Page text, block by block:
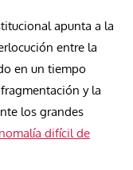
apunta a la
entre la
en un tiempo
y la
los grandes
difícil de